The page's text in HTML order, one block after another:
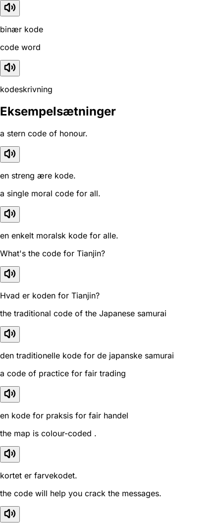
binær kode
code word
kodeskrivning
Eksempelsætninger
a stern code of honour.
en streng ære kode.
a single moral code for all.
en enkelt moralsk kode for alle.
What's the code for Tianjin?
Hvad er koden for Tianjin?
the traditional code of the Japanese samurai
den traditionelle kode for de japanske samurai
a code of practice for fair trading
en kode for praksis for fair handel
the map is colour-coded .
kortet er farvekodet.
the code will help you crack the messages.